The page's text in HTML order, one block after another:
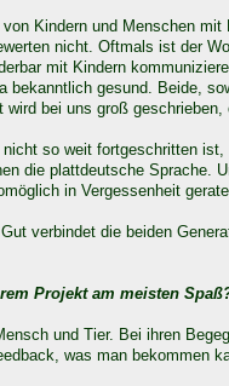
von Kindern und Menschen
nicht. Oftmals ist der
mit Kindern
bekanntlich gesund. Beide,
wird bei uns groß
so weit fortgeschritten
die plattdeutsche Sprache.
in Vergessenheit
verbindet die beiden
Projekt am meisten
und Tier. Bei ihren
was man bekommen